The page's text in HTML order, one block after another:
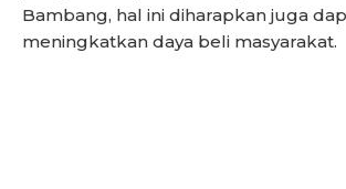
Bambang, hal ini diharapkan juga
meningkatkan daya beli masyarakat.